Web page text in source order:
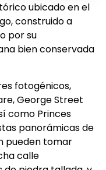
ubicado en el
construido a
por su
bien conservada
fotogénicos,
George Street
como Princes
panorámicas de
pueden tomar
calle